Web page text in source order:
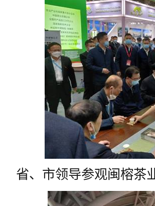
省、市领导参观闽榕茶